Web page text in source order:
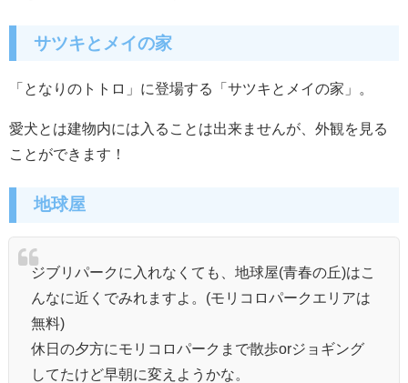
サツキとメイの家
「となりのトトロ」に登場する「サツキとメイの家」。
愛犬とは建物内には入ることは出来ませんが、外観を見る
ことができます！
地球屋
ジブリパークに入れなくても、地球屋(青春の丘)はこ
んなに近くでみれますよ。(モリコロパークエリアは
無料)
休日の夕方にモリコロパークまで散歩orジョギング
してたけど早朝に変えようかな。